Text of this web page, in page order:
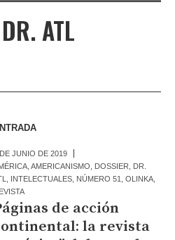
DR. ATL
JUNIO DE 2019
,AMERICANISMO DOSSIER
DR.
INTELECTUALES NÚMERO 51 ,OLINKA
de acción
la revista